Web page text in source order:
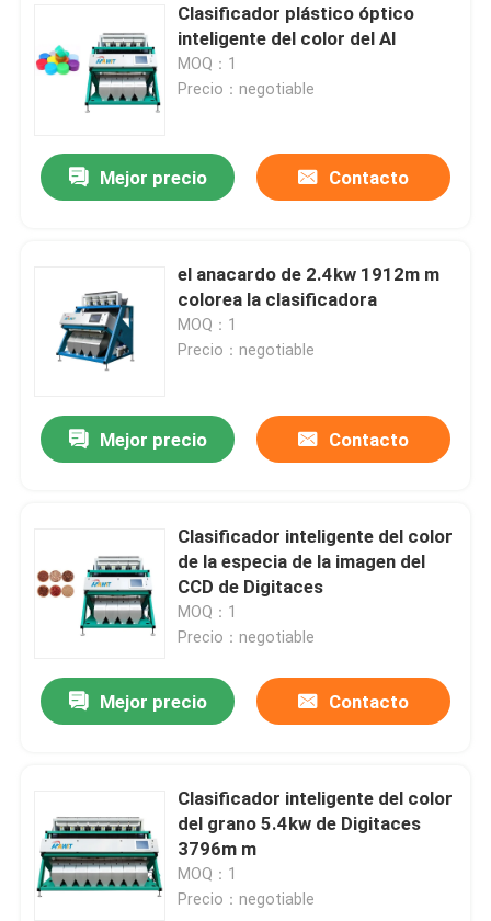
Clasificador plástico óptico
inteligente del color del AI
MOQ：1
Precio：negotiable
Mejor precio Contacto
el anacardo de 2.4kw 1912m m
colorea la clasificadora
MOQ：1
Precio：negotiable
Mejor precio Contacto
Clasificador inteligente del color
de la especia de la imagen del
CCD de Digitaces
MOQ：1
Precio：negotiable
Mejor precio Contacto
Clasificador inteligente del color
del grano 5.4kw de Digitaces
3796m m
MOQ：1
Precio：negotiable